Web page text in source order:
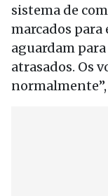
sistema de
marcados para
aguardam
atrasados. Os